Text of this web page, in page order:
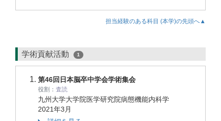
担当経験のある科目 (本学)の先頭へ▲
学術貢献活動 1
第46回日本脳卒中学会学術集会
役割： 査読
九州大学大学院医学研究院病態機能内科学
2021年3月